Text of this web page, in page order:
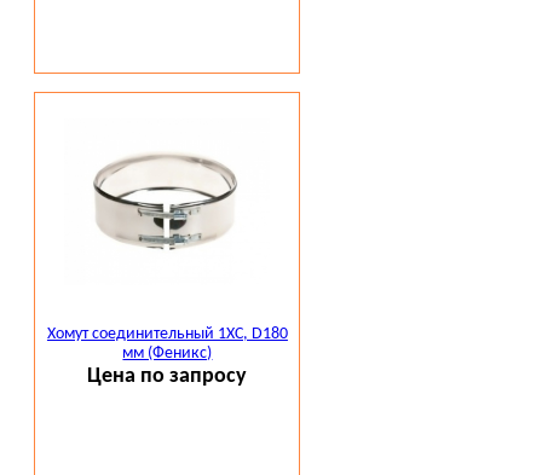
Хомут соединительный 1ХС, D180
мм (Феникс)
Цена по запросу